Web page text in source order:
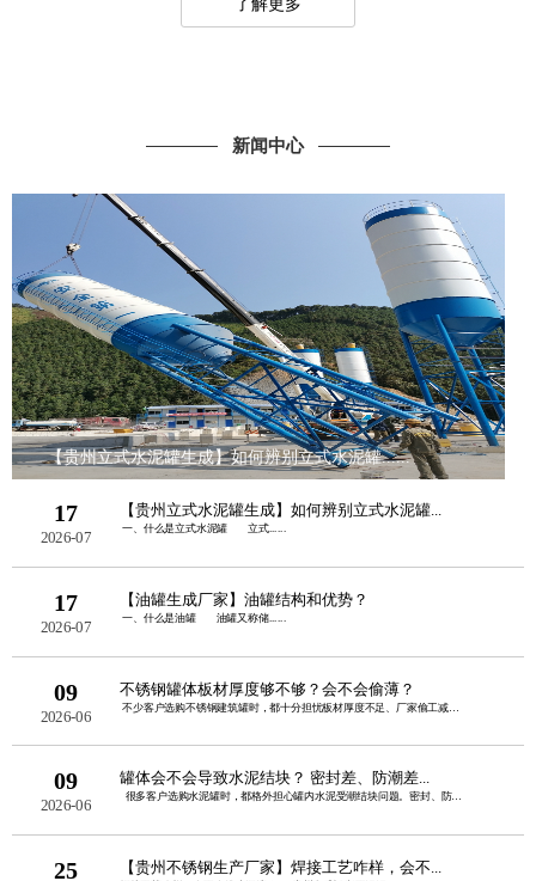
新闻中心
【贵州立式水泥罐生成】如何辨别立式水泥罐......
17
2026-07
【贵州立式水泥罐生成】如何辨别立式水泥罐...
一、什么是立式水泥罐 立式......
17
2026-07
【油罐生成厂家】油罐结构和优势？
一、什么是油罐 油罐又称储......
09
2026-06
不锈钢罐体板材厚度够不够？会不会偷薄？
不少客户选购不锈钢建筑罐时，都十分担忧板材厚度不足、厂家偷工减料。板......
09
2026-06
罐体会不会导致水泥结块？ 密封差、防潮差...
很多客户选购水泥罐时，都格外担心罐内水泥受潮结块问题。密封、防潮性......
25 【贵州不锈钢生产厂家】焊接工艺咋样，会不...